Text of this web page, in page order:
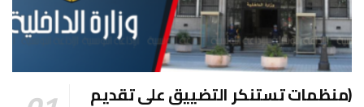
(منظمات تستنكر التضييق على تقديم